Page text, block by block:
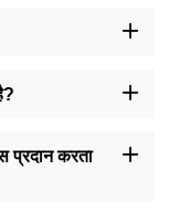
और टूटने से बचाव
प्रदान करता